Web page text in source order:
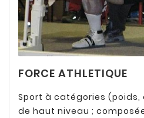
FORCE ATHLETIQUE
Sport à catégories
de haut niveau ;